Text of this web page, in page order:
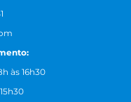
às 16h30